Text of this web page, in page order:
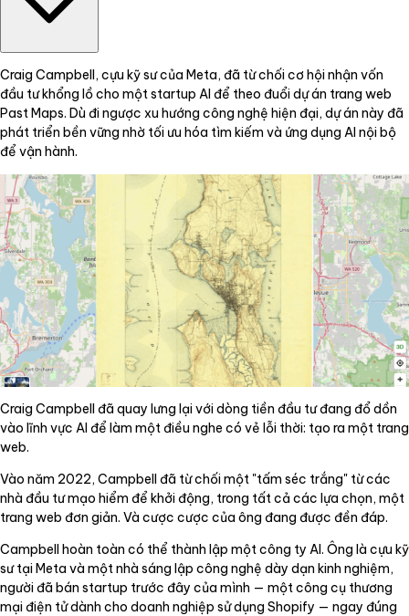
Craig Campbell, cựu kỹ sư của Meta, đã từ chối cơ hội nhận vốn
đầu tư khổng lồ cho một startup AI để theo đuổi dự án trang web
Past Maps. Dù đi ngược xu hướng công nghệ hiện đại, dự án này đã
phát triển bền vững nhờ tối ưu hóa tìm kiếm và ứng dụng AI nội bộ
để vận hành.
Craig Campbell đã quay lưng lại với dòng tiền đầu tư đang đổ dồn
vào lĩnh vực AI để làm một điều nghe có vẻ lỗi thời: tạo ra một trang
web.
Vào năm 2022, Campbell đã từ chối một "tấm séc trắng" từ các
nhà đầu tư mạo hiểm để khởi động, trong tất cả các lựa chọn, một
trang web đơn giản. Và cược cược của ông đang được đền đáp.
Campbell hoàn toàn có thể thành lập một công ty AI. Ông là cựu kỹ
sư tại Meta và một nhà sáng lập công nghệ dày dạn kinh nghiệm,
người đã bán startup trước đây của mình — một công cụ thương
mại điện tử dành cho doanh nghiệp sử dụng Shopify — ngay đúng